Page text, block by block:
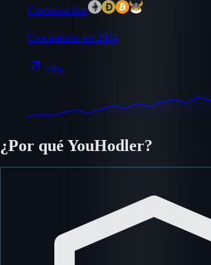
Composición:
Crecimiento en 2024
79%
¿Por qué YouHodler?